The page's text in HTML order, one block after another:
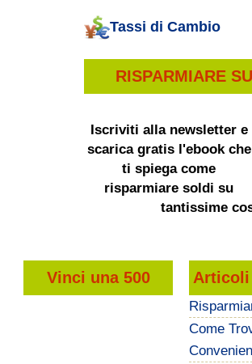
Tassi di Cambio
RISPARMIARE
Iscriviti alla newsletter e
scarica gratis l'ebook che
ti spiega come
risparmiare soldi su
tantissime
Come
Vinci una 500